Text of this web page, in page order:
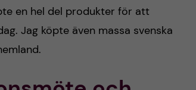
en hel del produkter för att
Jag köpte även massa svenska